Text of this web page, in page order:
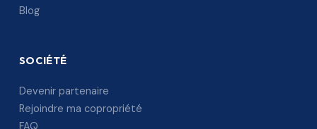
Blog
SOCIÉTÉ
Devenir partenaire
Rejoindre ma copropriété
FAQ